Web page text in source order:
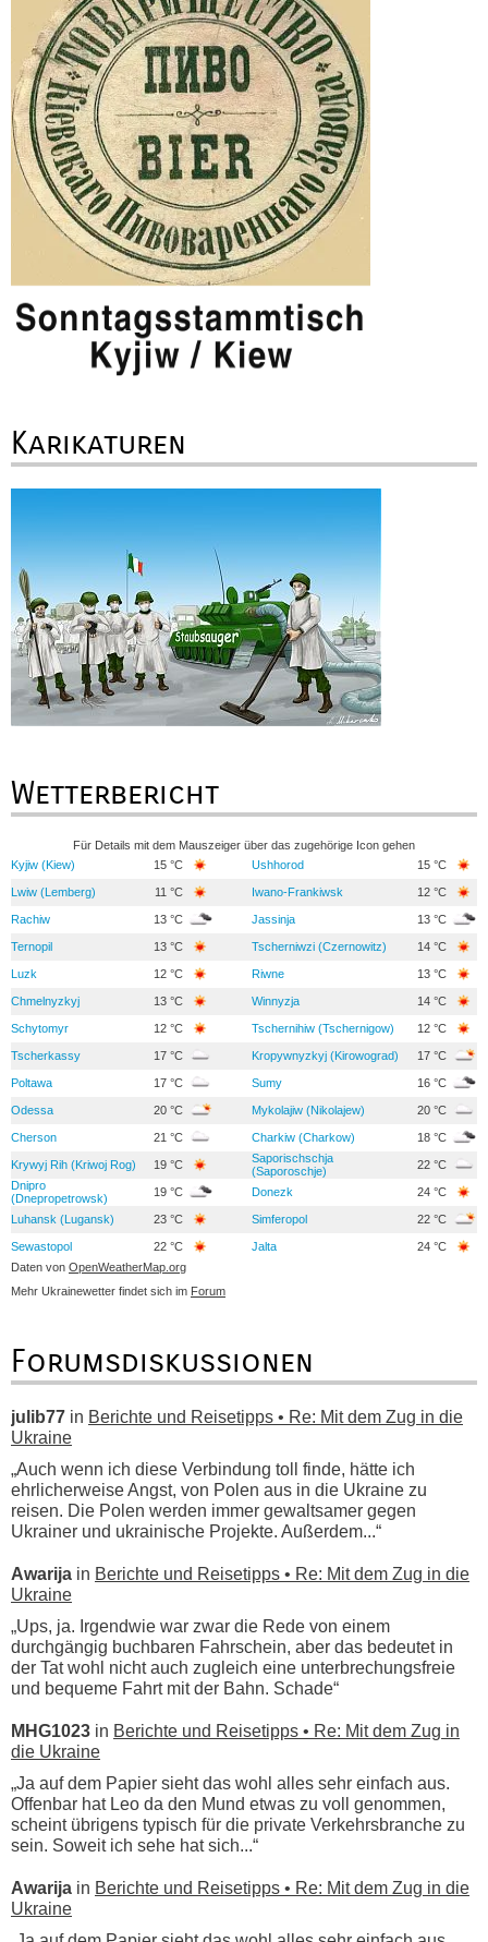
Karikaturen
Wetterbericht
Für Details mit dem Mauszeiger über das zugehörige Icon gehen
Kyjiw (Kiew)
15 °C Ushhorod 15 °C
Lwiw (Lemberg) 11 °C Iwano-Frankiwsk 12 °C
Rachiw 13 °C Jassinja 13 °C
Ternopil 13 °C Tscherniwzi (Czernowitz) 14 °C
Luzk 12 °C Riwne 13 °C
Chmelnyzkyj 13 °C Winnyzja 14 °C
Schytomyr 12 °C Tschernihiw (Tschernigow) 12 °C
Tscherkassy 17 °C Kropywnyzkyj (Kirowograd) 17 °C
Poltawa 17 °C Sumy 16 °C
Odessa 20 °C Mykolajiw (Nikolajew) 20 °C
Cherson 21 °C Charkiw (Charkow) 18 °C
Krywyj Rih (Kriwoj Rog) 19 °C
Saporischschja
(Saporoschje)
22 °C
Dnipro
(Dnepropetrowsk)
19 °C Donezk 24 °C
Luhansk (Lugansk) 23 °C Simferopol 22 °C
Sewastopol 22 °C Jalta
24 °C
Daten von OpenWeatherMap.org
Mehr Ukrainewetter findet sich im Forum
Forumsdiskussionen
julib77 in Berichte und Reisetipps • Re: Mit dem Zug in die
Ukraine
„Auch wenn ich diese Verbindung toll finde, hätte ich
ehrlicherweise Angst, von Polen aus in die Ukraine zu
reisen. Die Polen werden immer gewaltsamer gegen
Ukrainer und ukrainische Projekte. Außerdem...“
Awarija in Berichte und Reisetipps • Re: Mit dem Zug in die
Ukraine
„Ups, ja. Irgendwie war zwar die Rede von einem
durchgängig buchbaren Fahrschein, aber das bedeutet in
der Tat wohl nicht auch zugleich eine unterbrechungsfreie
und bequeme Fahrt mit der Bahn. Schade“
MHG1023 in Berichte und Reisetipps • Re: Mit dem Zug in
die Ukraine
„Ja auf dem Papier sieht das wohl alles sehr einfach aus.
Offenbar hat Leo da den Mund etwas zu voll genommen,
scheint übrigens typisch für die private Verkehrsbranche zu
sein. Soweit ich sehe hat sich...“
Awarija in Berichte und Reisetipps • Re: Mit dem Zug in die
Ukraine